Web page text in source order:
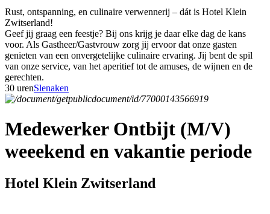
Rust, ontspanning, en culinaire verwennerij – dát is Hotel Klein
Zwitserland!
Geef jij graag een feestje? Bij ons krijg je daar elke dag de kans
voor. Als Gastheer/Gastvrouw zorg jij ervoor dat onze gasten
genieten van een onvergetelijke culinaire ervaring. Jij bent de spil
van onze service, van het aperitief tot de amuses, de wijnen en de
gerechten.
30 urenSlenaken
Medewerker Ontbijt (M/V)
weeekend en vakantie periode
Hotel Klein Zwitserland